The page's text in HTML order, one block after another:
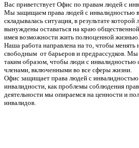
Вас приветствует Офис по правам людей с
Мы защищаем права людей с инвалидностью
складывалась ситуация, в результате
вынуждены оставаться на краю
имея возможности жить полноценной жизнью.
Наша работа направлена на то, чтобы менять
свободным от барьеров и предрассудков. Мы
таким образом, чтобы люди с инвалидностью
членами, включенными во все сферы жизни.
Офис защищает права людей с
инвалидности, как проблемы соблюдения
деятельности мы опираемся на ценности и
инвалидов.